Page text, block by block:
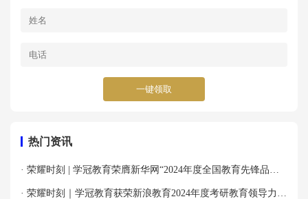
一键领取
热门资讯
· 荣耀时刻 | 学冠教育荣膺新华网“2024年度全国教育先锋品牌
优秀案例”殊荣！
· 荣耀时刻｜学冠教育获荣新浪教育2024年度考研教育领导力品